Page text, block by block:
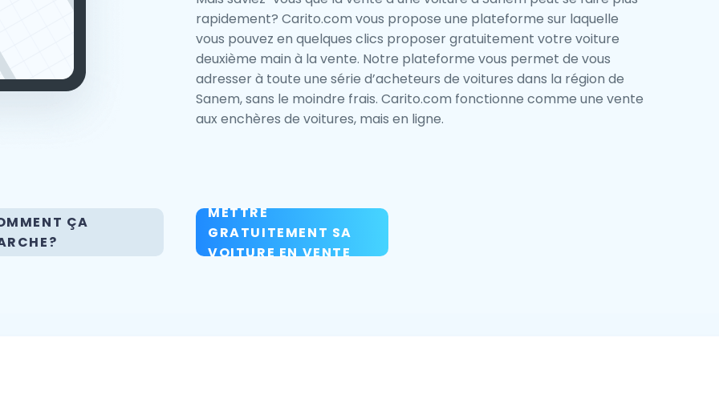
rapidement? Carito.com vous propose une plateforme sur laquelle
vous pouvez en quelques clics proposer gratuitement votre voiture
deuxième main à la vente. Notre plateforme vous permet de vous
adresser à toute une série d’acheteurs de voitures dans la région de
Sanem, sans le moindre frais. Carito.com fonctionne comme une vente
aux enchères de voitures, mais en ligne.
ÇA
METTRE
GRATUITEMENT SA
VOITURE EN VENTE